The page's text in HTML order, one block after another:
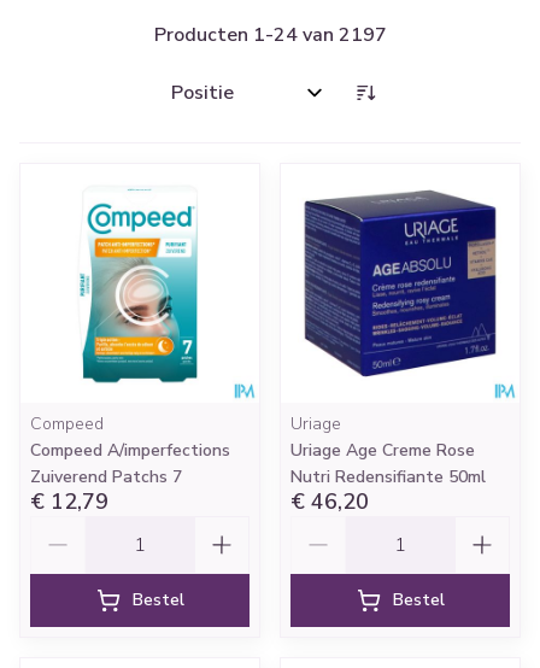
Producten 1-24van 2197
Sorteer op:
Compeed
Compeed A/imperfections
Zuiverend Patchs 7
€ 12,79
Bestel
Uriage
Uriage Age Creme Rose
Nutri Redensifiante 50ml
€ 46,20
Bestel